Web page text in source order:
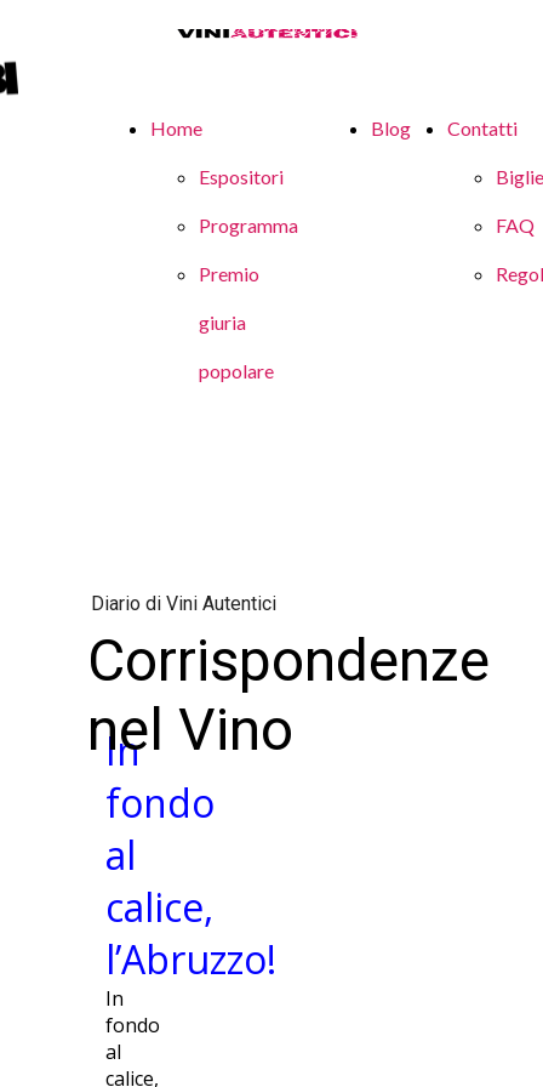
Home
Espositori
Programma
Premio
giuria
popolare
Blog Contatti
FAQ
Diario di Vini Autentici
Corrispondenze
nel Vino
In
fondo
al
calice,
l’Abruzzo!
In
fondo
al
calice,